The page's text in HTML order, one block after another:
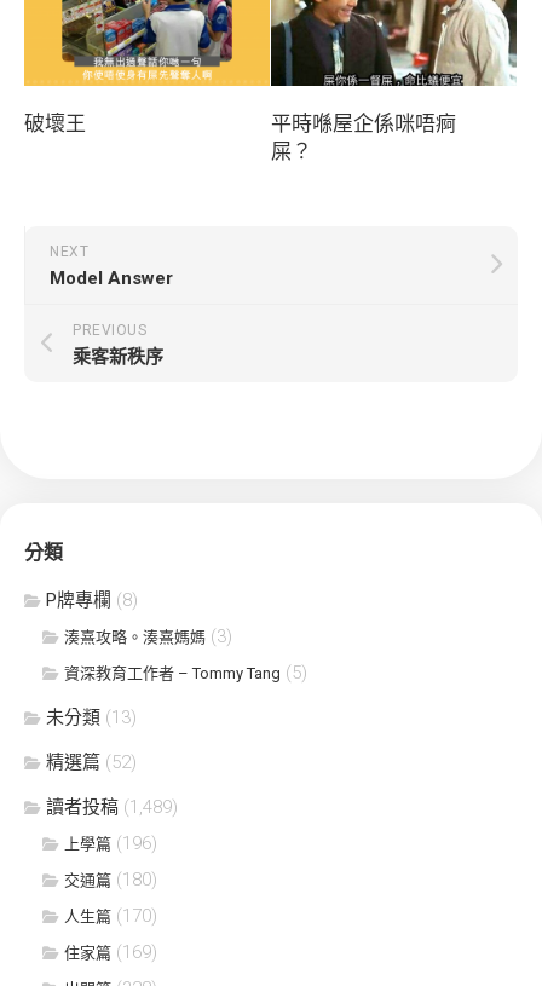
破壞王
平時喺屋企係咪唔痾
屎？
NEXT
Model Answer
PREVIOUS
乘客新秩序
分類
P牌專欄 (8)
湊熹攻略。湊熹媽媽 (3)
資深教育工作者 – Tommy Tang (5)
未分類 (13)
精選篇 (52)
讀者投稿 (1,489)
上學篇 (196)
交通篇 (180)
人生篇 (170)
住家篇 (169)